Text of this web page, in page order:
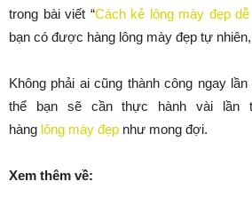
trong bài viết “Cách kẻ lông mày đẹp dễ
bạn có được hàng lông mày đẹp tự
Không phải ai cũng thành công ngay
thể bạn sẽ cần thực hành vài lần
hàng lông mày đẹp như mong đợi.
Xem thêm về: